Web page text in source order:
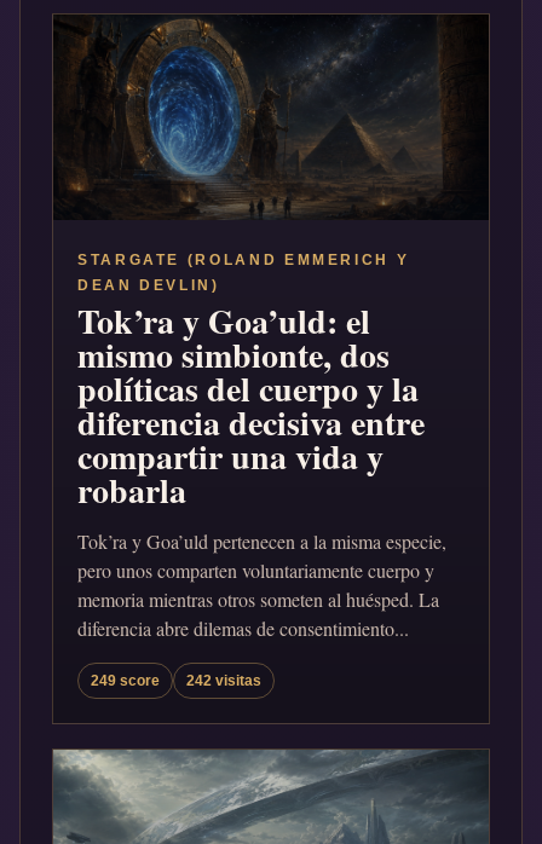
STARGATE (ROLAND EMMERICH Y
DEAN DEVLIN)
Tok’ra y Goa’uld: el
mismo simbionte, dos
políticas del cuerpo y la
diferencia decisiva entre
compartir una vida y
robarla
Tok’ra y Goa’uld pertenecen a la misma especie,
pero unos comparten voluntariamente cuerpo y
memoria mientras otros someten al huésped. La
diferencia abre dilemas de consentimiento...
249 score 242 visitas